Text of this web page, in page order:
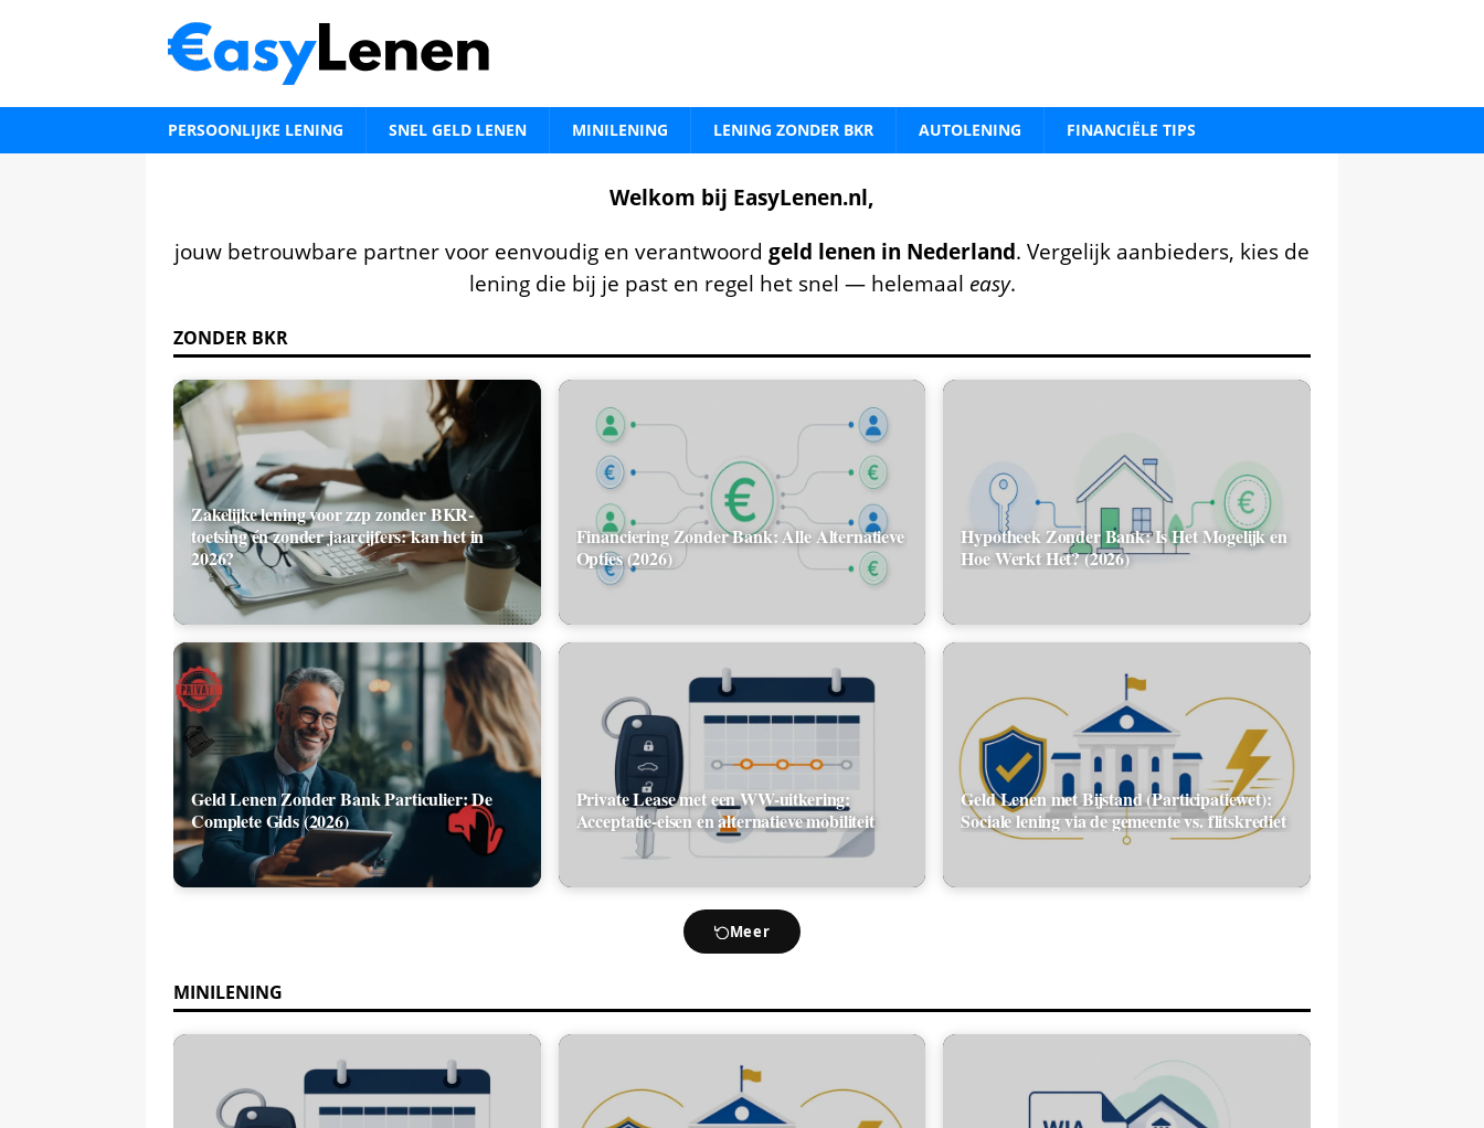
PERSOONLIJKE LENING SNEL GELD LENEN MINILENING LENING ZONDER BKR AUTOLENING FINANCIËLE TIPS
Welkom bij EasyLenen.nl,
jouw betrouwbare partner voor eenvoudig en verantwoord geld lenen in Nederland. Vergelijk aanbieders, kies de
lening die bij je past en regel het snel — helemaal easy.
ZONDER BKR
Zakelijke lening voor zzp zonder BKR-
toetsing én zonder jaarcijfers: kan het in
2026?
Financiering Zonder Bank: Alle Alternatieve
Opties (2026)
Hypotheek Zonder Bank: Is Het Mogelijk en
Hoe Werkt Het? (2026)
Geld Lenen Zonder Bank Particulier: De
Complete Gids (2026)
Private Lease met een WW-uitkering:
Acceptatie-eisen en alternatieve mobiliteit
Geld Lenen met Bijstand (Participatiewet):
Sociale lening via de gemeente vs. flitskrediet
Meer
MINILENING